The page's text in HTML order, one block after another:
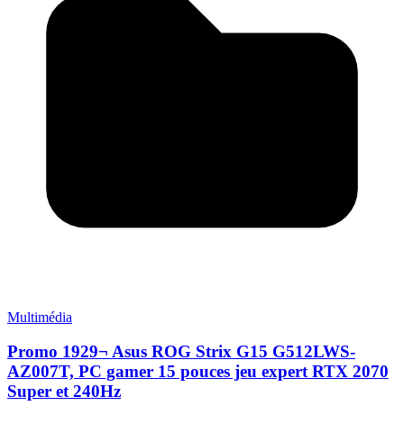
Multimédia
Promo 1929¬ Asus ROG Strix G15 G512LWS-
AZ007T, PC gamer 15 pouces jeu expert RTX 2070
Super et 240Hz